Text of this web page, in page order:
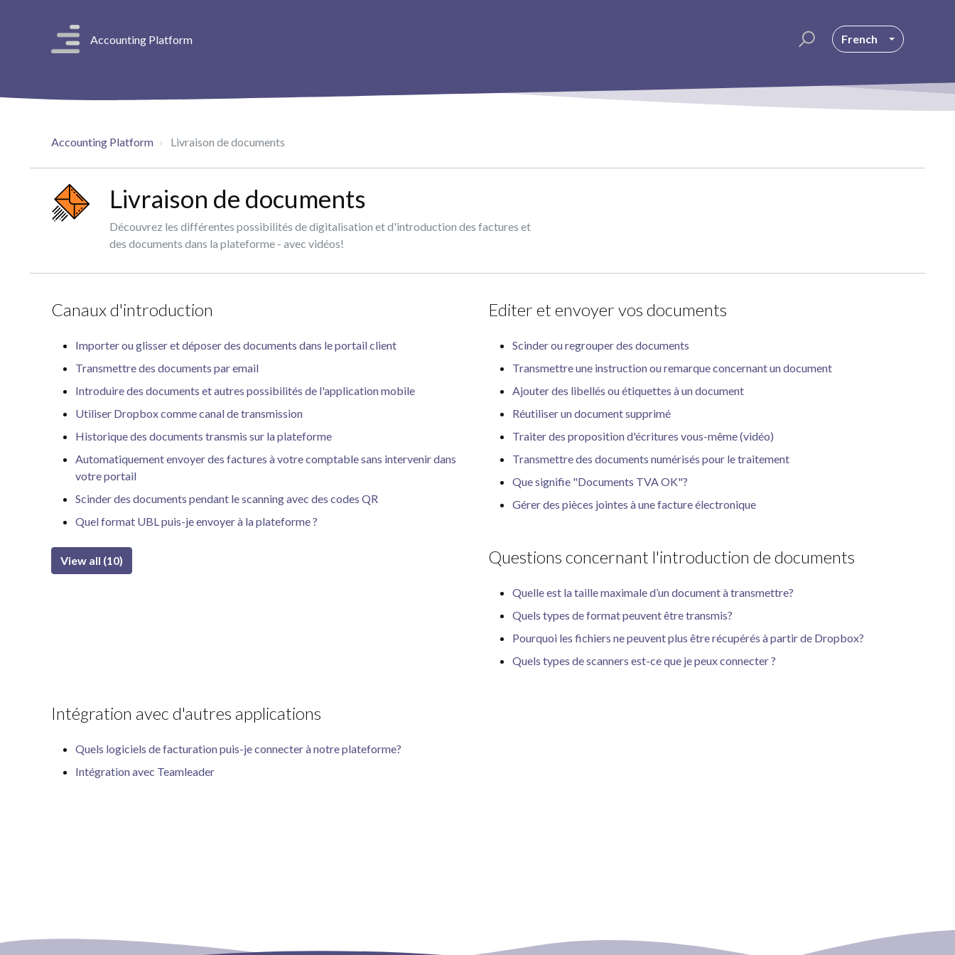
Accounting Platform French
Accounting Platform Livraison de documents
Livraison de documents
Découvrez les différentes possibilités de digitalisation et d'introduction des factures et
des documents dans la plateforme - avec vidéos!
Canaux d'introduction
Importer ou glisser et déposer des documents dans le portail client
Transmettre des documents par email
Introduire des documents et autres possibilités de l'application mobile
Utiliser Dropbox comme canal de transmission
Historique des documents transmis sur la plateforme
Automatiquement envoyer des factures à votre comptable sans intervenir dans
votre portail
Scinder des documents pendant le scanning avec des codes QR
Quel format UBL puis-je envoyer à la plateforme ?
View all (10)
Editer et envoyer vos documents
Scinder ou regrouper des documents
Transmettre une instruction ou remarque concernant un document
Ajouter des libellés ou étiquettes à un document
Réutiliser un document supprimé
Traiter des proposition d'écritures vous-même (vidéo)
Transmettre des documents numérisés pour le traitement
Que signifie "Documents TVA OK"?
Gérer des pièces jointes à une facture électronique
Questions concernant l'introduction de documents
Quelle est la taille maximale d’un document à transmettre?
Quels types de format peuvent être transmis?
Pourquoi les fichiers ne peuvent plus être récupérés à partir de Dropbox?
Quels types de scanners est-ce que je peux connecter ?
Intégration avec d'autres applications
Quels logiciels de facturation puis-je connecter à notre plateforme?
Intégration avec Teamleader